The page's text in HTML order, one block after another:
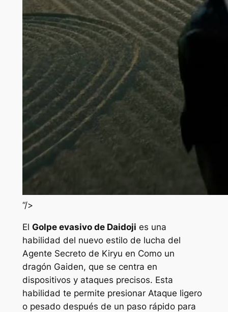
“/>
El Golpe evasivo de Daidoji es una
habilidad del nuevo estilo de lucha del
Agente Secreto de Kiryu en Como un
dragón Gaiden, que se centra en
dispositivos y ataques precisos. Esta
habilidad te permite presionar Ataque ligero
o pesado después de un paso rápido para